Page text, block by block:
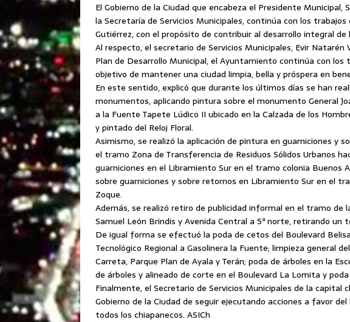
El Gobierno de la Ciudad que encabeza el Presidente Municipal,
la Secretaría de Servicios Municipales, continúa con los
Gutiérrez, con el propósito de contribuir al desarrollo integral de
Al respecto, el secretario de Servicios Municipales, Evir Natarén
Plan de Desarrollo Municipal,el Ayuntamiento continúa con los
objetivo de mantener una ciudad limpia, bella y próspera en
En este sentido, explicó que durante los últimos días se han
monumentos, aplicando pintura sobre el monumento General
a la Fuente Tapete Lúdico II ubicado en la Calzada de los
y pintado del Reloj Floral.
Asimismo, se realizó la aplicación de pintura en guarniciones y
el tramo Zona de Transferencia de Residuos Sólidos Urbanos
guarniciones en el Libramiento Sur en el tramo colonia Buenos
sobre guarniciones y sobre retornos en Libramiento Sur en el
Zoque.
Además, se realizó retiro de publicidad informal en el tramo de
Samuel León Brindis y Avenida Central a 5ª norte, retirando
De igual forma se efectuó la poda de cetos del Boulevard
Tecnológico Regional a Gasolinera la Fuente; limpieza general
Carreta, Parque Plan de Ayala y Terán; poda de árboles en la
de árboles y alineado de corte en el Boulevard La Lomita y poda
Finalmente, el Secretario de Servicios Municipales de la capital
Gobierno de la Ciudad de seguir ejecutando acciones a favor
todos los chiapanecos. ASICh